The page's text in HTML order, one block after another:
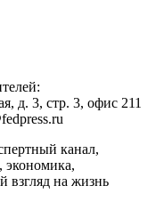
д. 3, стр. 3, офис 211
канал,
экономика,
взгляд на жизнь